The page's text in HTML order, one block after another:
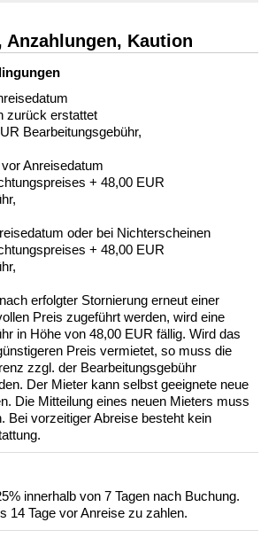
Anzahlungen, Kaution
zurück erstattet
Bearbeitungsgebühr,
Anreisedatum
+ 48,00 EUR
oder bei Nichterscheinen
+ 48,00 EUR
erfolgter Stornierung erneut einer
Preis zugeführt werden, wird eine
in Höhe von 48,00 EUR fällig. Wird das
Preis vermietet, so muss die
zzgl. der Bearbeitungsgebühr
Der Mieter kann selbst geeignete neue
Die Mitteilung eines neuen Mieters muss
Bei vorzeitiger Abreise besteht kein
innerhalb von 7 Tagen nach Buchung.
14 Tage vor Anreise zu zahlen.